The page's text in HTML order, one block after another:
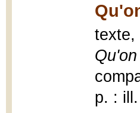
texte,
p. :